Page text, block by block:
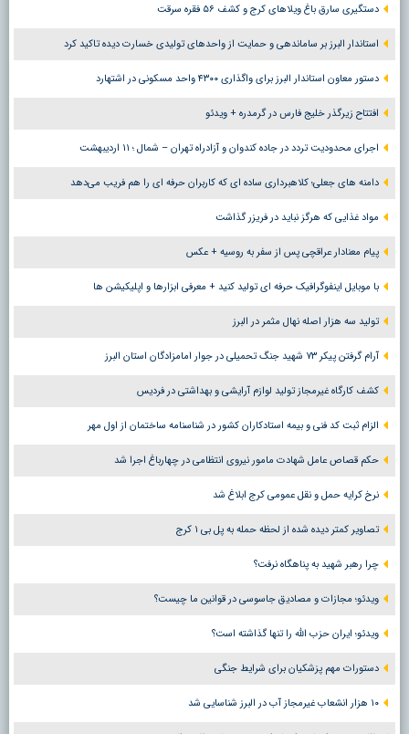
دستگیری سارق باغ ویلاهای کرج و کشف ۵۶ فقره سرقت
استاندار البرز بر ساماندهی و حمایت از واحدهای تولیدی خسارت دیده تاکید کرد
دستور معاون استاندار البرز برای واگذاری ۴۳۰۰ واحد مسکونی در اشتهارد
افتتاح زیرگذر خلیج فارس در گرمدره + ویدئو
اجرای محدودیت تردد در جاده کندوان و آزادراه تهران – شمال ؛ ١١ اردیبهشت
دامنه های جعلی؛ کلاهبرداری ساده ای که کاربران حرفه ای را هم فریب می‌دهد
مواد غذایی که هرگز نباید در فریزر گذاشت
پیام معنادار عراقچی پس از سفر به روسیه + عکس
با موبایل اینفوگرافیک حرفه ای تولید کنید + معرفی ابزارها و اپلیکیشن ها
تولید سه هزار اصله نهال مثمر در البرز
آرام گرفتن پیکر ۷۳ شهید جنگ تحمیلی در جوار امامزادگان استان البرز
کشف کارگاه غیرمجاز تولید لوازم آرایشی و بهداشتی در فردیس
الزام ثبت کد فنی و بیمه استادکاران کشور در شناسنامه ساختمان از اول مهر
حکم قصاص عامل شهادت مامور نیروی انتظامی در چهارباغ اجرا شد
نرخ کرایه حمل و نقل عمومی کرج ابلاغ شد
تصاویر کمتر دیده شده از لحظه حمله به پل بی ۱ کرج
چرا رهبر شهید به پناهگاه نرفت؟
ویدئو؛ مجازات و مصادیق جاسوسی در قوانین ما چیست؟
ویدئو؛ ایران حزب الله را تنها گذاشته است؟
دستورات مهم پزشکیان برای شرایط جنگی
۱۰ هزار انشعاب غیرمجاز آب در البرز شناسایی شد